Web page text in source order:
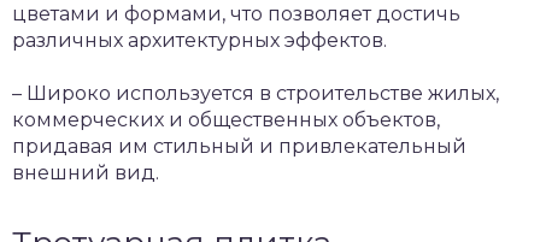
цветами и формами, что позволяет достичь
различных архитектурных эффектов.
– Широко используется в строительстве жилых,
коммерческих и общественных объектов,
придавая им стильный и привлекательный
внешний вид.